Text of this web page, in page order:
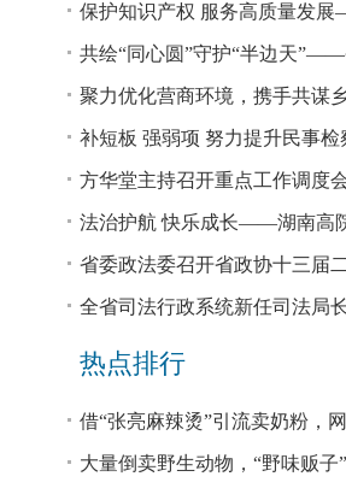
回税款损失48.2亿元
保护知识产权 服务高质量发
省公安厅公布打击侵犯知识产
典型案例
共绘“同心圆”守护“半边天
察院、省妇联共同主办检察开
聚力优化营商环境，携手共谋
—— 省法院驻大坪村工作队、村
部赴企参观学习调研
补短板 强弱项 努力提升民事检
力
方华堂主持召开重点工作调度
我加压 砥砺奋进 推动工作更有
出彩
法治护航 快乐成长——湖南高
欺凌、防性侵公益普法宣讲
省委政法委召开省政协十三届
0327号提案办理座谈会
全省司法行政系统新任司法局
培训班开班 方华堂作专题辅导
热点排行
借“张亮麻辣烫”引流卖奶粉，
权！
大量倒卖野生动物，“野味贩子